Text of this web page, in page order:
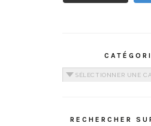
Catégories
RECHERCHER